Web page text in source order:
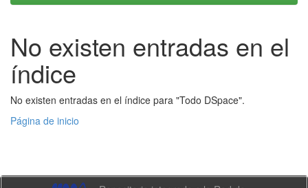
No existen entradas en el
índice
No existen entradas en el índice para "Todo DSpace".
Página de inicio